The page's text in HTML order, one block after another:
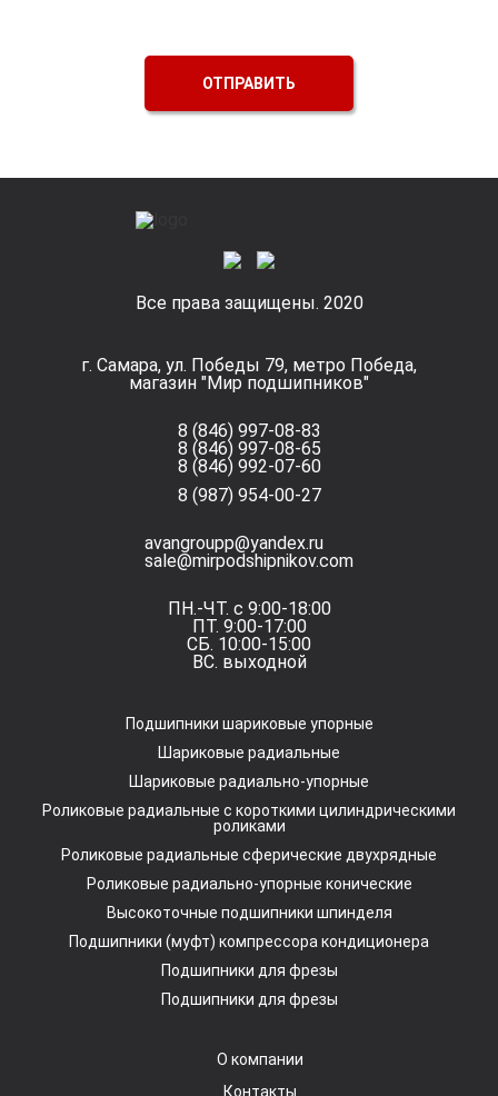
ОТПРАВИТЬ
Все права защищены. 2020
г. Самара, ул. Победы 79, метро Победа,
магазин "Мир подшипников"
8 (846) 997-08-83
8 (846) 997-08-65
8 (846) 992-07-60
8 (987) 954-00-27
avangroupp@yandex.ru
sale@mirpodshipnikov.com
ПН.-ЧТ. с 9:00-18:00
ПТ. 9:00-17:00
СБ. 10:00-15:00
ВС. выходной
Подшипники шариковые упорные
Шариковые радиальные
Шариковые радиально-упорные
Роликовые радиальные с короткими цилиндрическими
роликами
Роликовые радиальные сферические двухрядные
Роликовые радиально-упорные конические
Высокоточные подшипники шпинделя
Подшипники (муфт) компрессора кондиционера
Подшипники для фрезы
Подшипники для фрезы
О компании
Контакты